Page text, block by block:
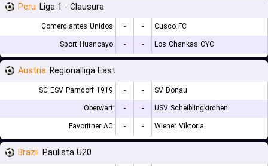
Peru Liga 1 - Clausura
Comerciantes Unidos - -
Cusco FC
Sport Huancayo
- - Los Chankas CYC
Austria Regionalliga East
SC ESV Parndorf 1919 - -
SV Donau
Oberwart
- -
USV Scheiblingkirchen
Favoritner AC
- - Wiener Viktoria
Brazil Paulista U20